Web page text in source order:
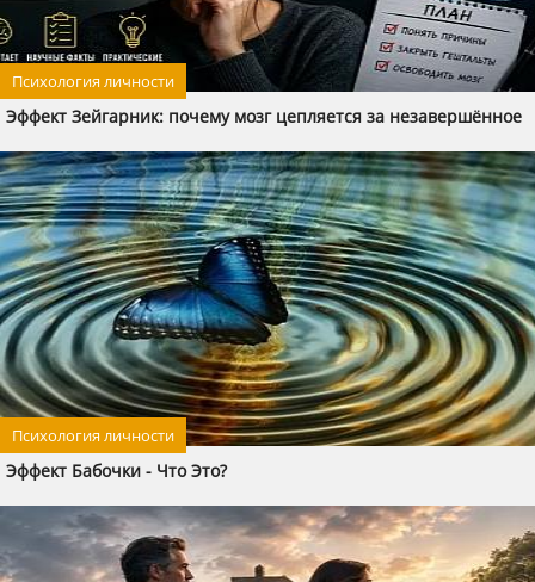
Психология личности
Эффект Зейгарник: почему мозг цепляется за незавершённое
Психология личности
Эффект Бабочки - Что Это?